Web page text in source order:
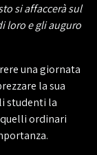
si affaccerà sul
loro e gli auguro
una giornata
la sua
studenti la
ordinari